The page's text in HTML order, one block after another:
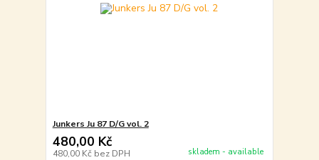
Junkers Ju 87 D/G vol. 2
480,00 Kč
480,00 Kč bez DPH skladem - available